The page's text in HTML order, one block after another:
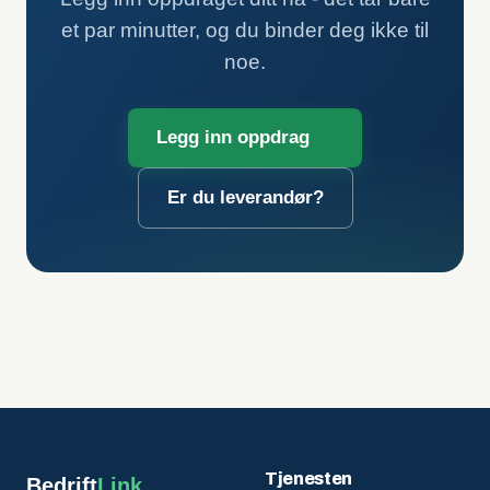
et par minutter, og du binder deg ikke til
noe.
Legg inn oppdrag
Er du leverandør?
Tjenesten